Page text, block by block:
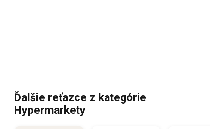
Ďalšie reťazce z kategórie
Hypermarkety